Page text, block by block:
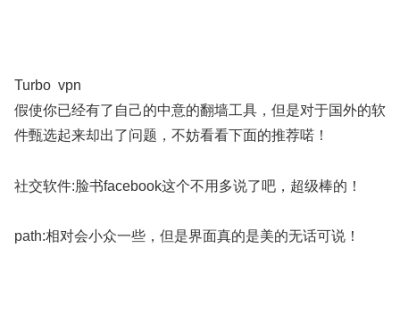
Turbo vpn
假使你已经有了自己的中意的翻墙工具，但是对于国外的软
件甄选起来却出了问题，不妨看看下面的推荐喏！
社交软件:脸书facebook这个不用多说了吧，超级棒的！
path:相对会小众一些，但是界面真的是美的无话可说！